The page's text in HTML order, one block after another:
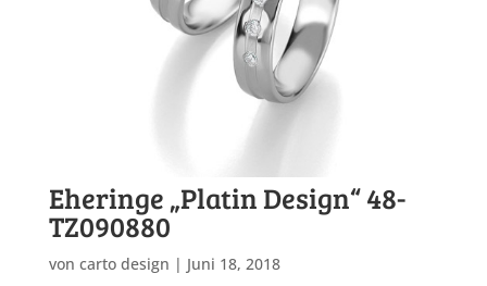
Eheringe „Platin Design“ 48-
TZ090880
von carto design | Juni 18, 2018